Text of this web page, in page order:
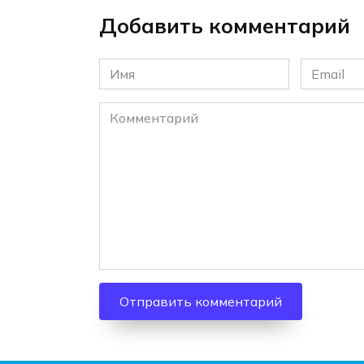
Добавить комментарий
Имя
*
Email
*
Комментарий